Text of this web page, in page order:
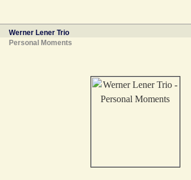
Werner Lener Trio
Personal Moments